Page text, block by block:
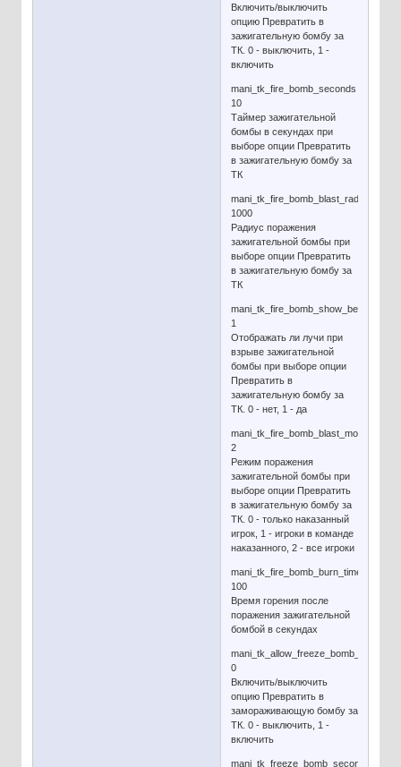
Включить/выключить
опцию Превратить в
зажигательную бомбу за
ТК. 0 - выключить, 1 -
включить
mani_tk_fire_bomb_seconds
10
Таймер зажигательной
бомбы в секундах при
выборе опции Превратить
в зажигательную бомбу за
ТК
mani_tk_fire_bomb_blast_radius
1000
Радиус поражения
зажигательной бомбы при
выборе опции Превратить
в зажигательную бомбу за
ТК
mani_tk_fire_bomb_show_beams
1
Отображать ли лучи при
взрыве зажигательной
бомбы при выборе опции
Превратить в
зажигательную бомбу за
ТК. 0 - нет, 1 - да
mani_tk_fire_bomb_blast_mode
2
Режим поражения
зажигательной бомбы при
выборе опции Превратить
в зажигательную бомбу за
ТК. 0 - только наказанный
игрок, 1 - игроки в команде
наказанного, 2 - все игроки
mani_tk_fire_bomb_burn_time
100
Время горения после
поражения зажигательной
бомбой в секундах
mani_tk_allow_freeze_bomb_option
0
Включить/выключить
опцию Превратить в
замораживающую бомбу за
ТК. 0 - выключить, 1 -
включить
mani_tk_freeze_bomb_seconds